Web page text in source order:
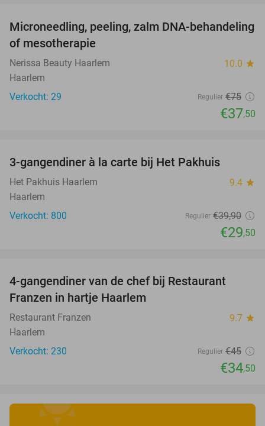
50%
Microneedling, peeling, zalm DNA-behandeling
of mesotherapie
Nerissa Beauty Haarlem 10.0 star
Haarlem
Verkocht: 29
Regulier €75
€37,50
3-gangendiner à la carte bij Het Pakhuis
Het Pakhuis Haarlem 9.4 star
Haarlem
Verkocht: 800
Regulier €39,90
€29,50
4-gangendiner van de chef bij Restaurant
Franzen in hartje Haarlem
Restaurant Franzen 9.7 star
Haarlem
Verkocht: 230
Regulier €45
€34,50